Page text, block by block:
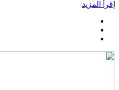
إقرأ المزيد